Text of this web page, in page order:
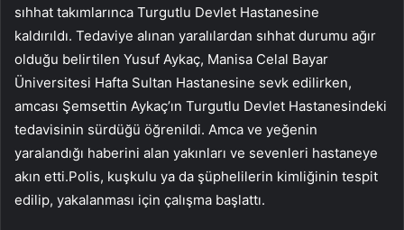
sıhhat takımlarınca Turgutlu Devlet Hastanesine
kaldırıldı. Tedaviye alınan yaralılardan sıhhat durumu ağır
olduğu belirtilen Yusuf Aykaç, Manisa Celal Bayar
Üniversitesi Hafta Sultan Hastanesine sevk edilirken,
amcası Şemsettin Aykaç’ın Turgutlu Devlet Hastanesindeki
tedavisinin sürdüğü öğrenildi. Amca ve yeğenin
yaralandığı haberini alan yakınları ve sevenleri hastaneye
akın etti.Polis, kuşkulu ya da şüphelilerin kimliğinin tespit
edilip, yakalanması için çalışma başlattı.